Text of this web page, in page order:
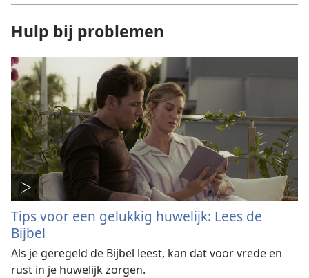
Hulp bij problemen
Tips voor een gelukkig huwelijk: Lees de
Bijbel
Als je geregeld de Bijbel leest, kan dat voor vrede en
rust in je huwelijk zorgen.